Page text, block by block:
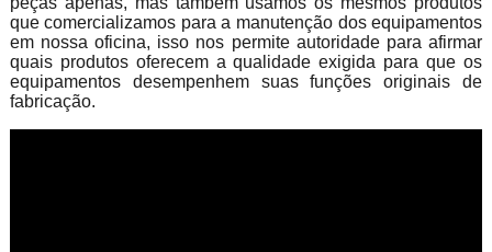
que comercializamos para a manutenção dos equipamentos
em nossa oficina, isso nos permite autoridade para afirmar
quais produtos oferecem a qualidade exigida para que os
equipamentos desempenhem suas funções originais de
fabricação.